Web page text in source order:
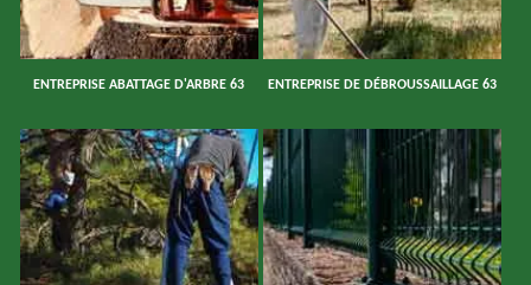
ENTREPRISE ABATTAGE D'ARBRE 63 ENTREPRISE DE DÉBROUSSAILLAGE 63